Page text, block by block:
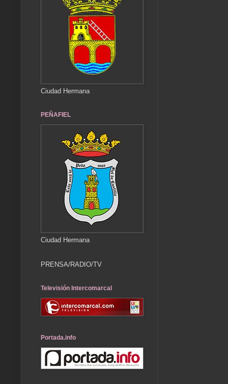
Ciudad Hermana
PEÑAFIEL
Ciudad Hermana
PRENSA/RADIO/TV
Televisión Intercomarcal
Portada.info